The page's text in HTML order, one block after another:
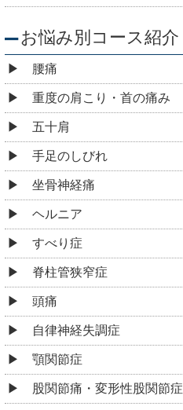
お悩み別コース紹介
腰痛
重度の肩こり・首の痛み
五十肩
手足のしびれ
坐骨神経痛
ヘルニア
すべり症
脊柱管狭窄症
頭痛
自律神経失調症
顎関節症
股関節痛・変形性股関節症